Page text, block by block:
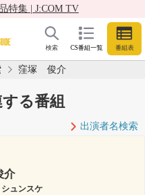
特集 | J:COM TV
CS番組一覧 番組表
検索
窪塚 俊介
る番組
出演者名検索
介
ュンスケ